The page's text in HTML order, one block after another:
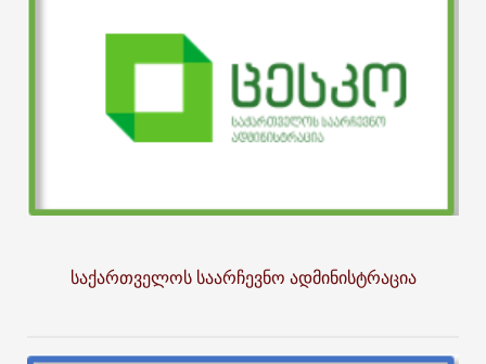
საქართველოს საარჩევნო ადმინისტრაცია